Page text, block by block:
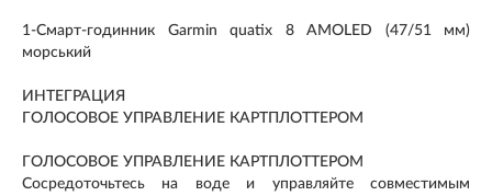
1-Смарт-годинник Garmin quatix 8 AMOLED (47/51 мм)
морський
ИНТЕГРАЦИЯ
ГОЛОСОВОЕ УПРАВЛЕНИЕ КАРТПЛОТТЕРОМ
ГОЛОСОВОЕ УПРАВЛЕНИЕ КАРТПЛОТТЕРОМ
Сосредоточьтесь на воде и управляйте совместимым